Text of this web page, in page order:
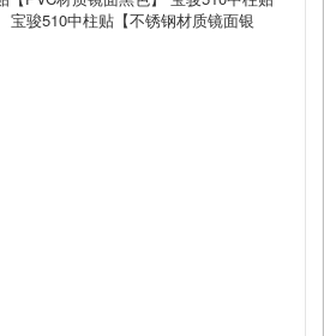
宝骏510中柱贴【不锈钢材质镜面银